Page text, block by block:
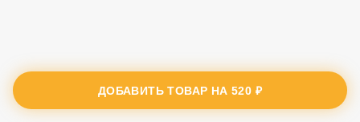
ДОБАВИТЬ ТОВАР НА520 ₽